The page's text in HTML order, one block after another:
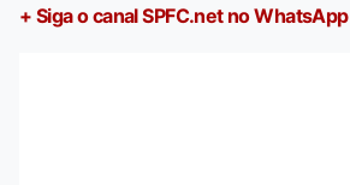
+ Siga o canal SPFC.net no WhatsApp